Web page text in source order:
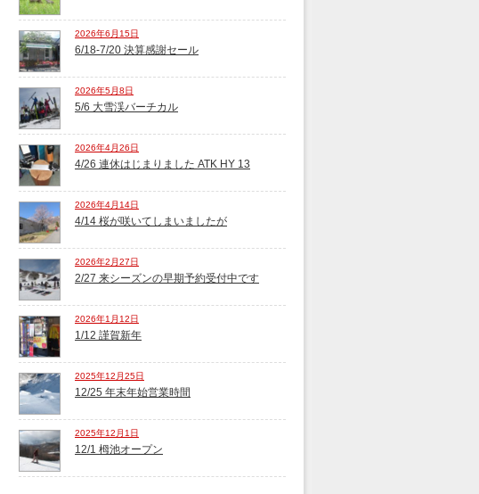
2026年6月15日
6/18-7/20 決算感謝セール
2026年5月8日
5/6 大雪渓バーチカル
2026年4月26日
4/26 連休はじまりました ATK HY 13
2026年4月14日
4/14 桜が咲いてしまいましたが
2026年2月27日
2/27 来シーズンの早期予約受付中です
2026年1月12日
1/12 謹賀新年
2025年12月25日
12/25 年末年始営業時間
2025年12月1日
12/1 栂池オープン